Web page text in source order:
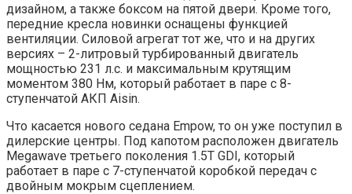
дизайном, а также боксом на пятой двери. Кроме того,
передние кресла новинки оснащены функцией
вентиляции. Силовой агрегат тот же, что и на других
версиях – 2-литровый турбированный двигатель
мощностью 231 л.с. и максимальным крутящим
моментом 380 Нм, который работает в паре с 8-
ступенчатой АКП Aisin.
Что касается нового седана Empow, то он уже поступил в
дилерские центры. Под капотом расположен двигатель
Megawave третьего поколения 1.5T GDI, который
работает в паре с 7-ступенчатой коробкой передач с
двойным мокрым сцеплением.